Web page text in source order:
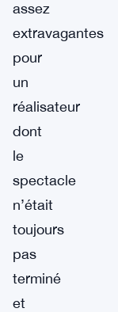
assez
extravagantes
pour
un
réalisateur
dont
le
spectacle
n’était
toujours
pas
terminé
et